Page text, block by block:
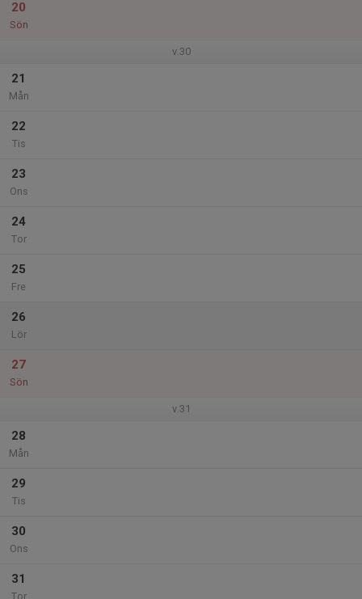
20
Sön
v.30
21
Mån
22
Tis
23
Ons
24
Tor
25
Fre
26
Lör
27
Sön
v.31
28
Mån
29
Tis
30
Ons
31
Tor